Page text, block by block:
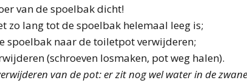
van de spoelbak dicht!
zo lang tot de spoelbak helemaal leeg is;
spoelbak naar de toiletpot verwijderen;
(schroeven losmaken, pot weg halen).
van de pot: er zit nog wel water in de